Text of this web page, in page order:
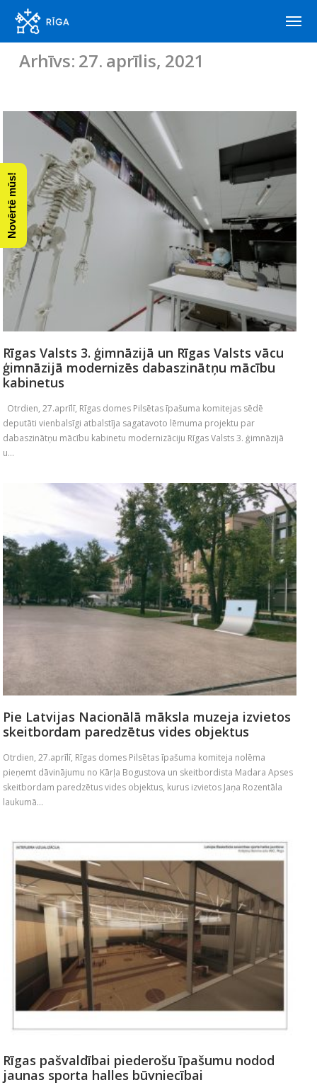
Arhīvs: 27. aprīlis, 2021
Rīgas Valsts 3. ģimnāzijā un Rīgas Valsts vācu
ģimnāzijā modernizēs dabaszinātņu mācību
kabinetus
Otrdien, 27.aprīlī, Rīgas domes Pilsētas īpašuma komitejas sēdē
deputāti vienbalsīgi atbalstīja sagatavoto lēmuma projektu par
dabaszinātņu mācību kabinetu modernizāciju Rīgas Valsts 3. ģimnāzijā
u...
Pie Latvijas Nacionālā māksla muzeja izvietos
skeitbordam paredzētus vides objektus
Otrdien, 27.aprīlī, Rīgas domes Pilsētas īpašuma komiteja nolēma
pieņemt dāvinājumu no Kārļa Bogustova un skeitbordista Madara Apses
skeitbordam paredzētus vides objektus, kurus izvietos Jaņa Rozentāla
laukumā...
Rīgas pašvaldībai piederošu īpašumu nodod
jaunas sporta halles būvniecībai
Novērtē mūs!